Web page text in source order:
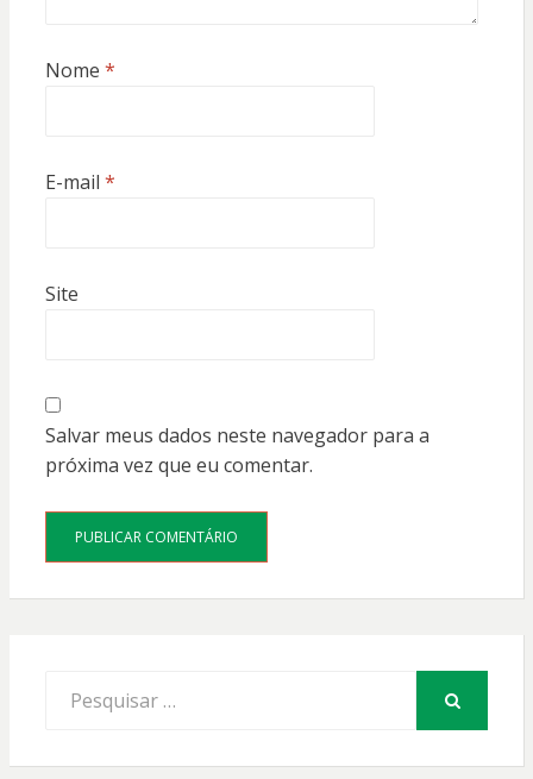
Nome *
E-mail *
Site
Salvar meus dados neste navegador para a
próxima vez que eu comentar.
por: